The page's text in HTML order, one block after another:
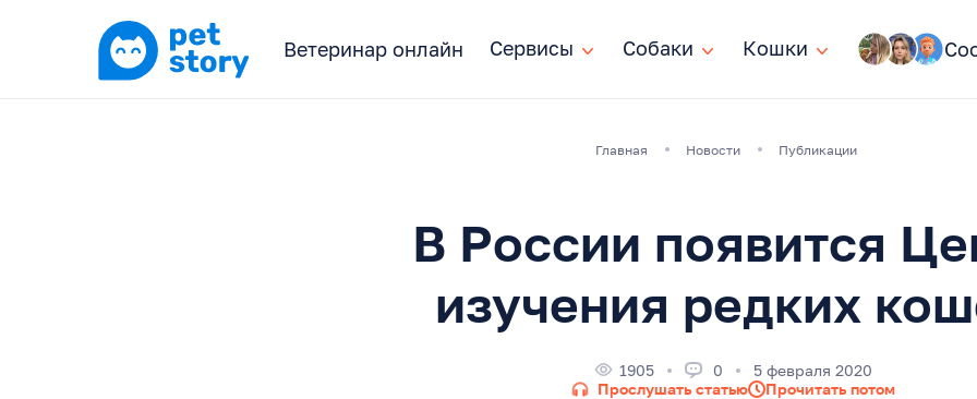
Ветеринар онлайн Сервисы
Сервисы Собаки
Собаки Кошки
Кошки
Главная Новости Публикации
В России появится
изучения редких
1905 0
5 февраля 2020
Прослушать статью
Прочитать потом